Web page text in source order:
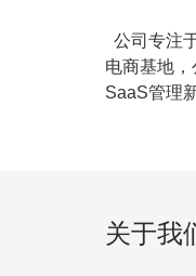
公司专注
电商基地
SaaS管理
关于我